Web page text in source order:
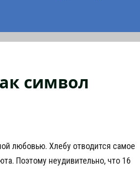
символ
любовью. Хлебу отводится самое
Поэтому неудивительно, что 16